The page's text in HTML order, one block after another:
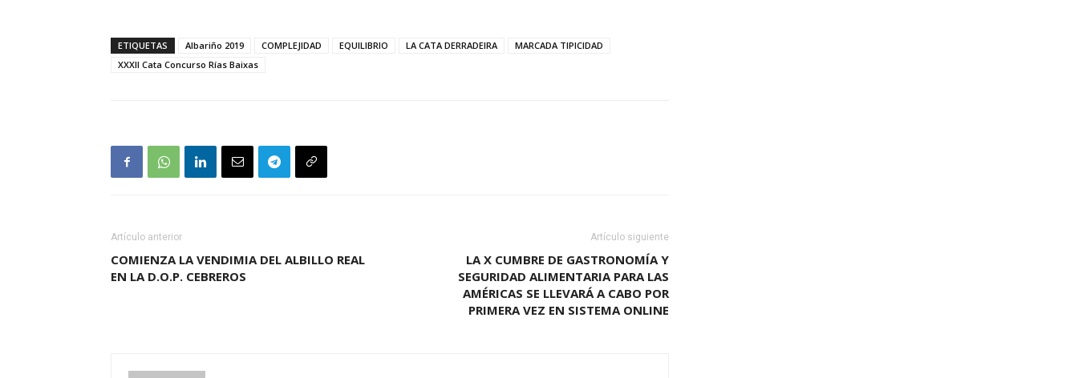
ETIQUETAS Albariño 2019 COMPLEJIDAD EQUILIBRIO LA CATA DERRADEIRA
MARCADA TIPICIDAD
XXXII Cata Concurso Rías Baixas
Artículo anterior
COMIENZA LA VENDIMIA DEL ALBILLO REAL
EN LA D.O.P. CEBREROS
Artículo siguiente
LA X CUMBRE DE GASTRONOMÍA Y
SEGURIDAD ALIMENTARIA PARA LAS
AMÉRICAS SE LLEVARÁ A CABO POR
PRIMERA VEZ EN SISTEMA ONLINE